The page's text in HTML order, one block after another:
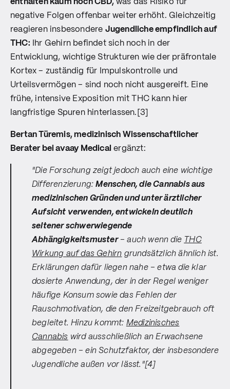
enthalten kaum noch CBD,was das Risiko für
negative Folgen offenbar weiter erhöht. Gleichzeitig
reagieren insbesondere Jugendliche empfindlich auf
THC:Ihr Gehirn befindet sich noch in der
Entwicklung, wichtige Strukturen wie der präfrontale
Kortex – zuständig für Impulskontrolle und
Urteilsvermögen – sind noch nicht ausgereift. Eine
frühe, intensive Exposition mit THC kann hier
langfristige Spuren hinterlassen.[3]
Bertan Türemis, medizinisch Wissenschaftlicher
Berater bei avaay Medical ergänzt:
"Die Forschung zeigt jedoch auch eine wichtige
Differenzierung:Menschen, die Cannabis aus
medizinischen Gründen und unter ärztlicher
Aufsicht verwenden, entwickeln deutlich
seltener schwerwiegende
Abhängigkeitsmuster– auch wenn die THC
Wirkung auf das Gehirn grundsätzlich ähnlich ist.
Erklärungen dafür liegen nahe – etwa die klar
dosierte Anwendung, der in der Regel weniger
häufige Konsum sowie das Fehlen der
Rauschmotivation, die den Freizeitgebrauch oft
begleitet. Hinzu kommt: Medizinisches
Cannabis wird ausschließlich an Erwachsene
abgegeben – ein Schutzfaktor, der insbesondere
Jugendliche außen vor lässt."[4]